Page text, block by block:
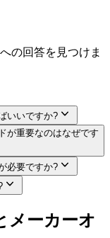
の回答を見つけま
いいですか?
が重要なのはなぜです
必要ですか?
メーカーオ